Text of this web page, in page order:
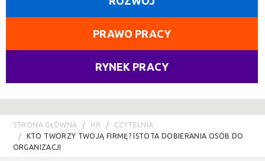
PRAWO PRACY
RYNEK PRACY
STRONA GŁÓWNA HR
CZYTELNIA
KTO TWORZY TWOJĄ FIRMĘ? ISTOTA DOBIERANIA OSÓB DO
ORGANIZACJI